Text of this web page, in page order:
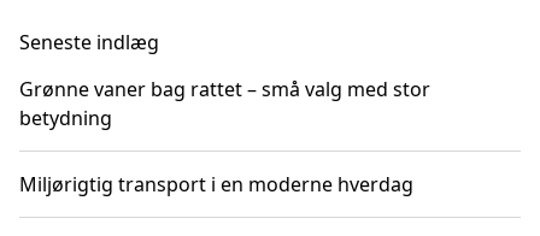
Seneste indlæg
Grønne vaner bag rattet – små valg med stor
betydning
Miljørigtig transport i en moderne hverdag